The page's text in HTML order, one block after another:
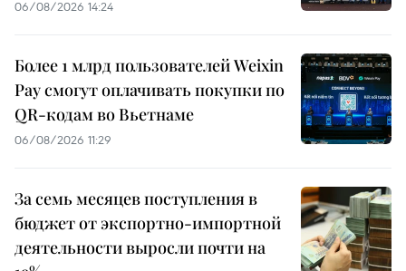
06/08/2026 14:24
Более 1 млрд пользователей Weixin
Pay смогут оплачивать покупки по
QR-кодам во Вьетнаме
06/08/2026 11:29
За семь месяцев поступления в
бюджет от экспортно-импортной
деятельности выросли почти на